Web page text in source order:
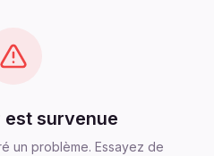
est survenue
un problème. Essayez de